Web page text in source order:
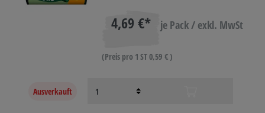
4,69 €* je Pack / exkl. MwSt
(Preis pro 1 ST 0,59 € )
Ausverkauft